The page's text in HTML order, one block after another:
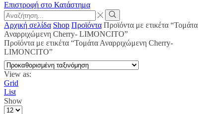
Επιστροφή στο Κατάστημα
Search
input
Search
Αρχική σελίδα Shop Προϊόντα Προϊόντα με ετικέτα “Τομάτα
Αναρριχώμενη Cherry- LIMONCITO”
Προϊόντα με ετικέτα “Τομάτα Αναρριχώμενη Cherry-
LIMONCITO”
View as:
Grid
List
Show
Products